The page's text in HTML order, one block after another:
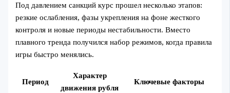
Под давлением санкций курс прошел несколько этапов:
резкие ослабления, фазы укрепления на фоне жесткого
контроля и новые периоды нестабильности. Вместо
плавного тренда получился набор режимов, когда правила
игры быстро менялись.
Период
Характер
движения рубля
Ключевые факторы